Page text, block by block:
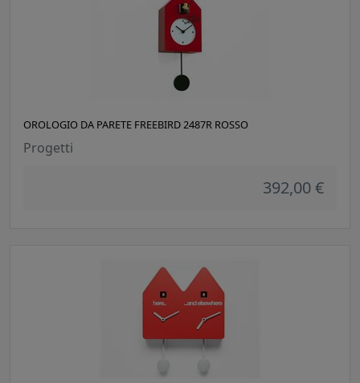
OROLOGIO DA PARETE FREEBIRD 2487R ROSSO
Progetti
392,00 €